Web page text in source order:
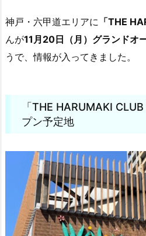
神戸・六甲道エリアに 「THE
んが11月20日（月）グランドオ
うで、情報が入ってきました。
「THE HARUMAKI
プン予定地